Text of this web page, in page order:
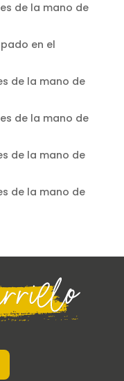
de la mano de
en el
de la mano de
de la mano de
de la mano de
de la mano de